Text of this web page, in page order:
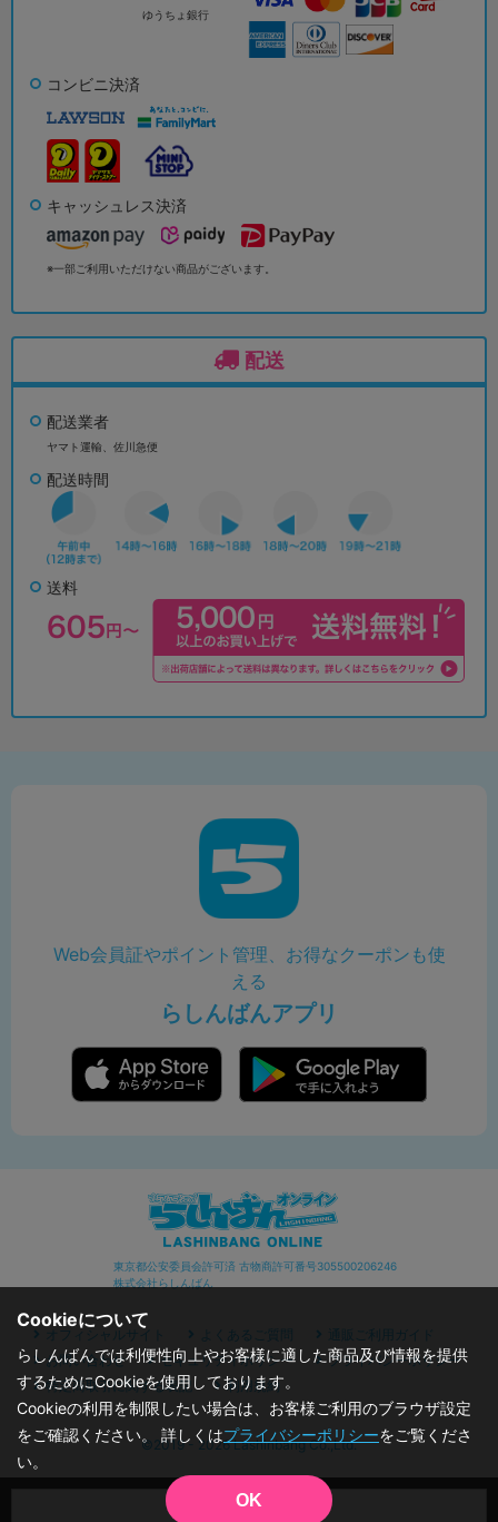
品切状態
ゆうちょ銀行
コンビニ決済
キャッシュレス決済
※一部ご利用いただけない商品がございます。
配送
配送業者
ヤマト運輸、佐川急便
配送時間
送料
Web会員証やポイント管理、お得なクーポンも使
える
らしんばんアプリ
東京都公安委員会許可済 古物商許可番号305500206246
株式会社らしんばん
オフィシャルサイト よくあるご質問
通販ご利用ガイド
お問い合わせ
セキュリティポリシー
プライバシーポリシー
特定商取引に関する表記
利用規約
©2019 - 2026 Lashinbang Co.,Ltd.
Cookieについて
らしんばんでは利便性向上やお客様に適した商品及び情報を提供
するためにCookieを使用しております。
Cookieの利用を制限したい場合は、お客様ご利用のブラウザ設定
をご確認ください。 詳しくはプライバシーポリシーをご覧くださ
い。
OK